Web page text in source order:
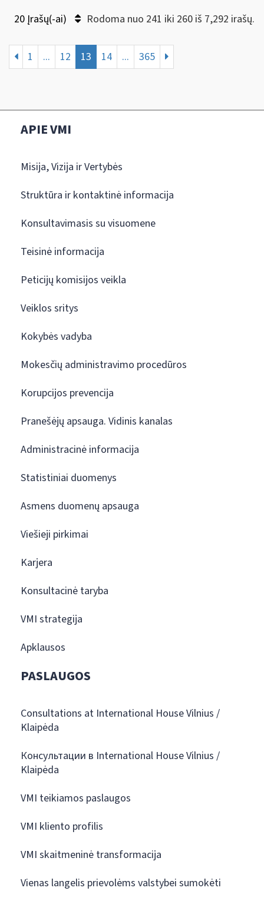
20 Įrašų(-ai) Rodoma nuo 241 iki 260 iš 7,292 irašų.
1 ... 12 13 14 ... 365
APIE VMI
Misija, Vizija ir Vertybės
Struktūra ir kontaktinė informacija
Konsultavimasis su visuomene
Teisinė informacija
Peticijų komisijos veikla
Veiklos sritys
Kokybės vadyba
Mokesčių administravimo procedūros
Korupcijos prevencija
Pranešėjų apsauga. Vidinis kanalas
Administracinė informacija
Statistiniai duomenys
Asmens duomenų apsauga
Viešieji pirkimai
Karjera
Konsultacinė taryba
VMI strategija
Apklausos
PASLAUGOS
Consultations at International House Vilnius /
Klaipėda
Консультации в International House Vilnius /
Klaipėda
VMI teikiamos paslaugos
VMI kliento profilis
VMI skaitmeninė transformacija
Vienas langelis prievolėms valstybei sumokėti